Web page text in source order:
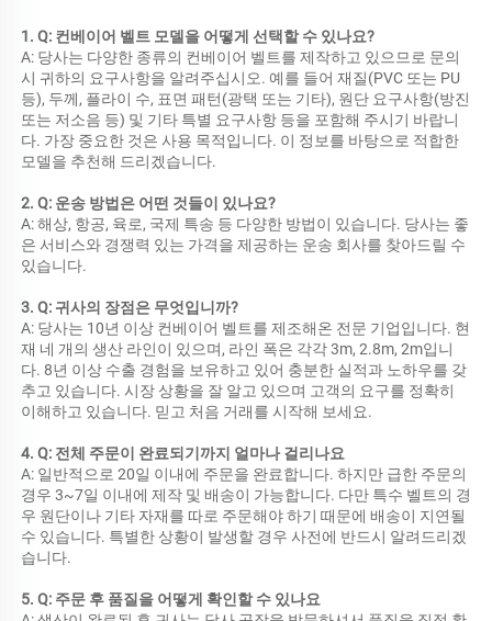
1. Q: 컨베이어 벨트 모델을 어떻게 선택할 수 있나요?
A: 당사는 다양한 종류의 컨베이어 벨트를 제작하고 있으므로 문의
시 귀하의 요구사항을 알려주십시오. 예를 들어 재질(PVC 또는 PU
등), 두께, 플라이 수, 표면 패턴(광택 또는 기타), 원단 요구사항(방진
또는 저소음 등) 및 기타 특별 요구사항 등을 포함해 주시기 바랍니
다. 가장 중요한 것은 사용 목적입니다. 이 정보를 바탕으로 적합한
모델을 추천해 드리겠습니다.
2. Q: 운송 방법은 어떤 것들이 있나요?
A: 해상, 항공, 육로, 국제 특송 등 다양한 방법이 있습니다. 당사는 좋
은 서비스와 경쟁력 있는 가격을 제공하는 운송 회사를 찾아드릴 수
있습니다.
3. Q: 귀사의 장점은 무엇입니까?
A: 당사는 10년 이상 컨베이어 벨트를 제조해온 전문 기업입니다. 현
재 네 개의 생산 라인이 있으며, 라인 폭은 각각 3m, 2.8m, 2m입니
다. 8년 이상 수출 경험을 보유하고 있어 충분한 실적과 노하우를 갖
추고 있습니다. 시장 상황을 잘 알고 있으며 고객의 요구를 정확히
이해하고 있습니다. 믿고 처음 거래를 시작해 보세요.
4. Q: 전체 주문이 완료되기까지 얼마나 걸리나요
A: 일반적으로 20일 이내에 주문을 완료합니다. 하지만 급한 주문의
경우 3~7일 이내에 제작 및 배송이 가능합니다. 다만 특수 벨트의 경
우 원단이나 기타 자재를 따로 주문해야 하기 때문에 배송이 지연될
수 있습니다. 특별한 상황이 발생할 경우 사전에 반드시 알려드리겠
습니다.
5. Q: 주문 후 품질을 어떻게 확인할 수 있나요